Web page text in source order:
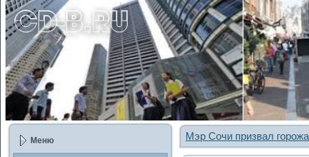
Меню Мэр Сочи призвал